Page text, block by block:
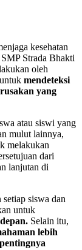
kesehatan
Strada Bhakti
oleh
mendeteksi
yang
atau siswi yang
mulut lainnya,
melakukan
dari
lanjutan di
siswa dan
untuk
Selain itu,
lebih